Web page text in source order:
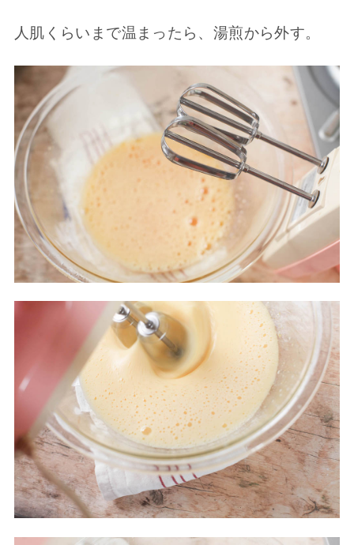
人肌くらいまで温まったら、湯煎から外す。